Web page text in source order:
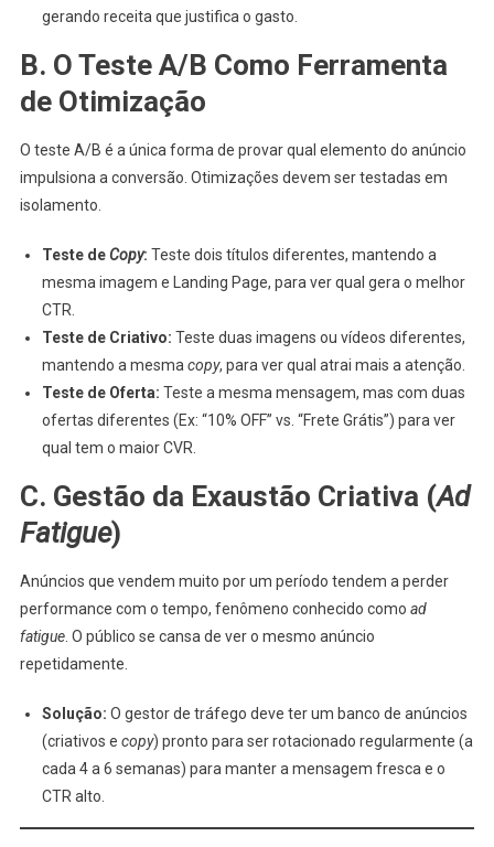
gerando receita que justifica o gasto.
B. O Teste A/B Como Ferramenta
de Otimização
O teste A/B é a única forma de provar qual elemento do anúncio
impulsiona a conversão. Otimizações devem ser testadas em
isolamento.
Teste deCopy: Teste dois títulos diferentes, mantendo a
mesma imagem e Landing Page, para ver qual gera o melhor
CTR.
Teste de Criativo: Teste duas imagens ou vídeos diferentes,
mantendo a mesma copy, para ver qual atrai mais a atenção.
Teste de Oferta: Teste a mesma mensagem, mas com duas
ofertas diferentes (Ex: “10% OFF” vs. “Frete Grátis”) para ver
qual tem o maior CVR.
C. Gestão da Exaustão Criativa (Ad
Fatigue)
Anúncios que vendem muito por um período tendem a perder
performance com o tempo, fenômeno conhecido como ad
fatigue. O público se cansa de ver o mesmo anúncio
repetidamente.
Solução: O gestor de tráfego deve ter um banco de anúncios
(criativos e copy) pronto para ser rotacionado regularmente (a
cada 4 a 6 semanas) para manter a mensagem fresca e o
CTR alto.